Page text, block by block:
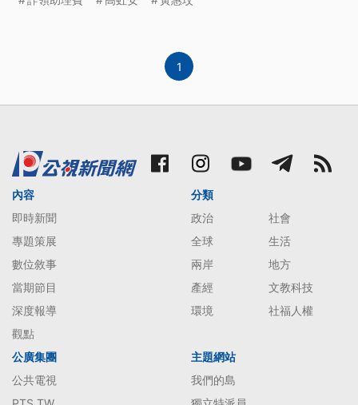
1
內容
即時新聞
專題策展
數位敘事
當期節目
深度報導
觀點
分類
政治
社會
全球
生活
兩岸
地方
產經
文教科技
環境
社福人權
公廣集團
公共電視
主題網站
我們的島